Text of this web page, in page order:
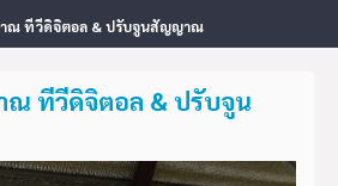
ณ ทีวีดิจิตอล & ปรับจูนสัญญาณ
ณ ทีวีดิจิตอล & ปรับจูน